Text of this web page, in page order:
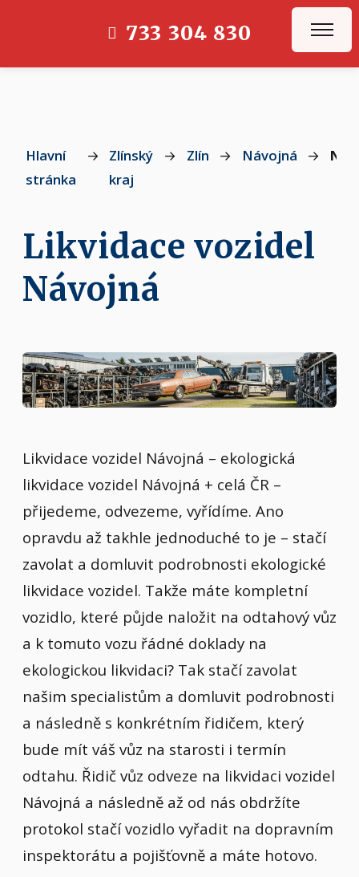
733 304 830
Hlavní
stránka
→
Zlínský
kraj
→ Zlín → Návojná →
Likvidace vozidel
Návojná
Likvidace vozidel Návojná – ekologická
likvidace vozidel Návojná + celá ČR –
přijedeme, odvezeme, vyřídíme. Ano
opravdu až takhle jednoduché to je – stačí
zavolat a domluvit podrobnosti ekologické
likvidace vozidel. Takže máte kompletní
vozidlo, které půjde naložit na odtahový vůz
a k tomuto vozu řádné doklady na
ekologickou likvidaci? Tak stačí zavolat
našim specialistům a domluvit podrobnosti
a následně s konkrétním řidičem, který
bude mít váš vůz na starosti i termín
odtahu. Řidič vůz odveze na likvidaci vozidel
Návojná a následně až od nás obdržíte
protokol stačí vozidlo vyřadit na dopravním
inspektorátu a pojišťovně a máte hotovo.